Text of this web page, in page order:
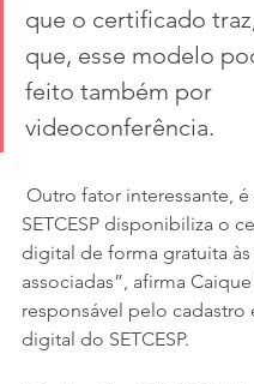
que o certificado
que, esse modelo
feito também por
videoconferência.
SETCESP disponibiliza o
digital de forma gratuita às
associadas”, afirma
responsável pelo cadastro
digital do SETCESP.